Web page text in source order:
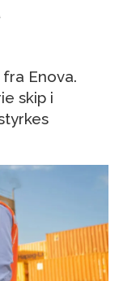
Enova.
skip i